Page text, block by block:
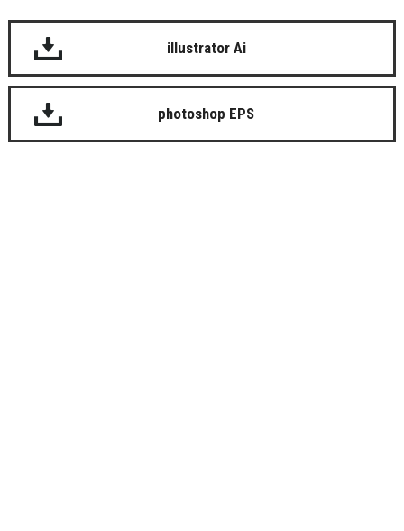
illustrator Ai
photoshop EPS